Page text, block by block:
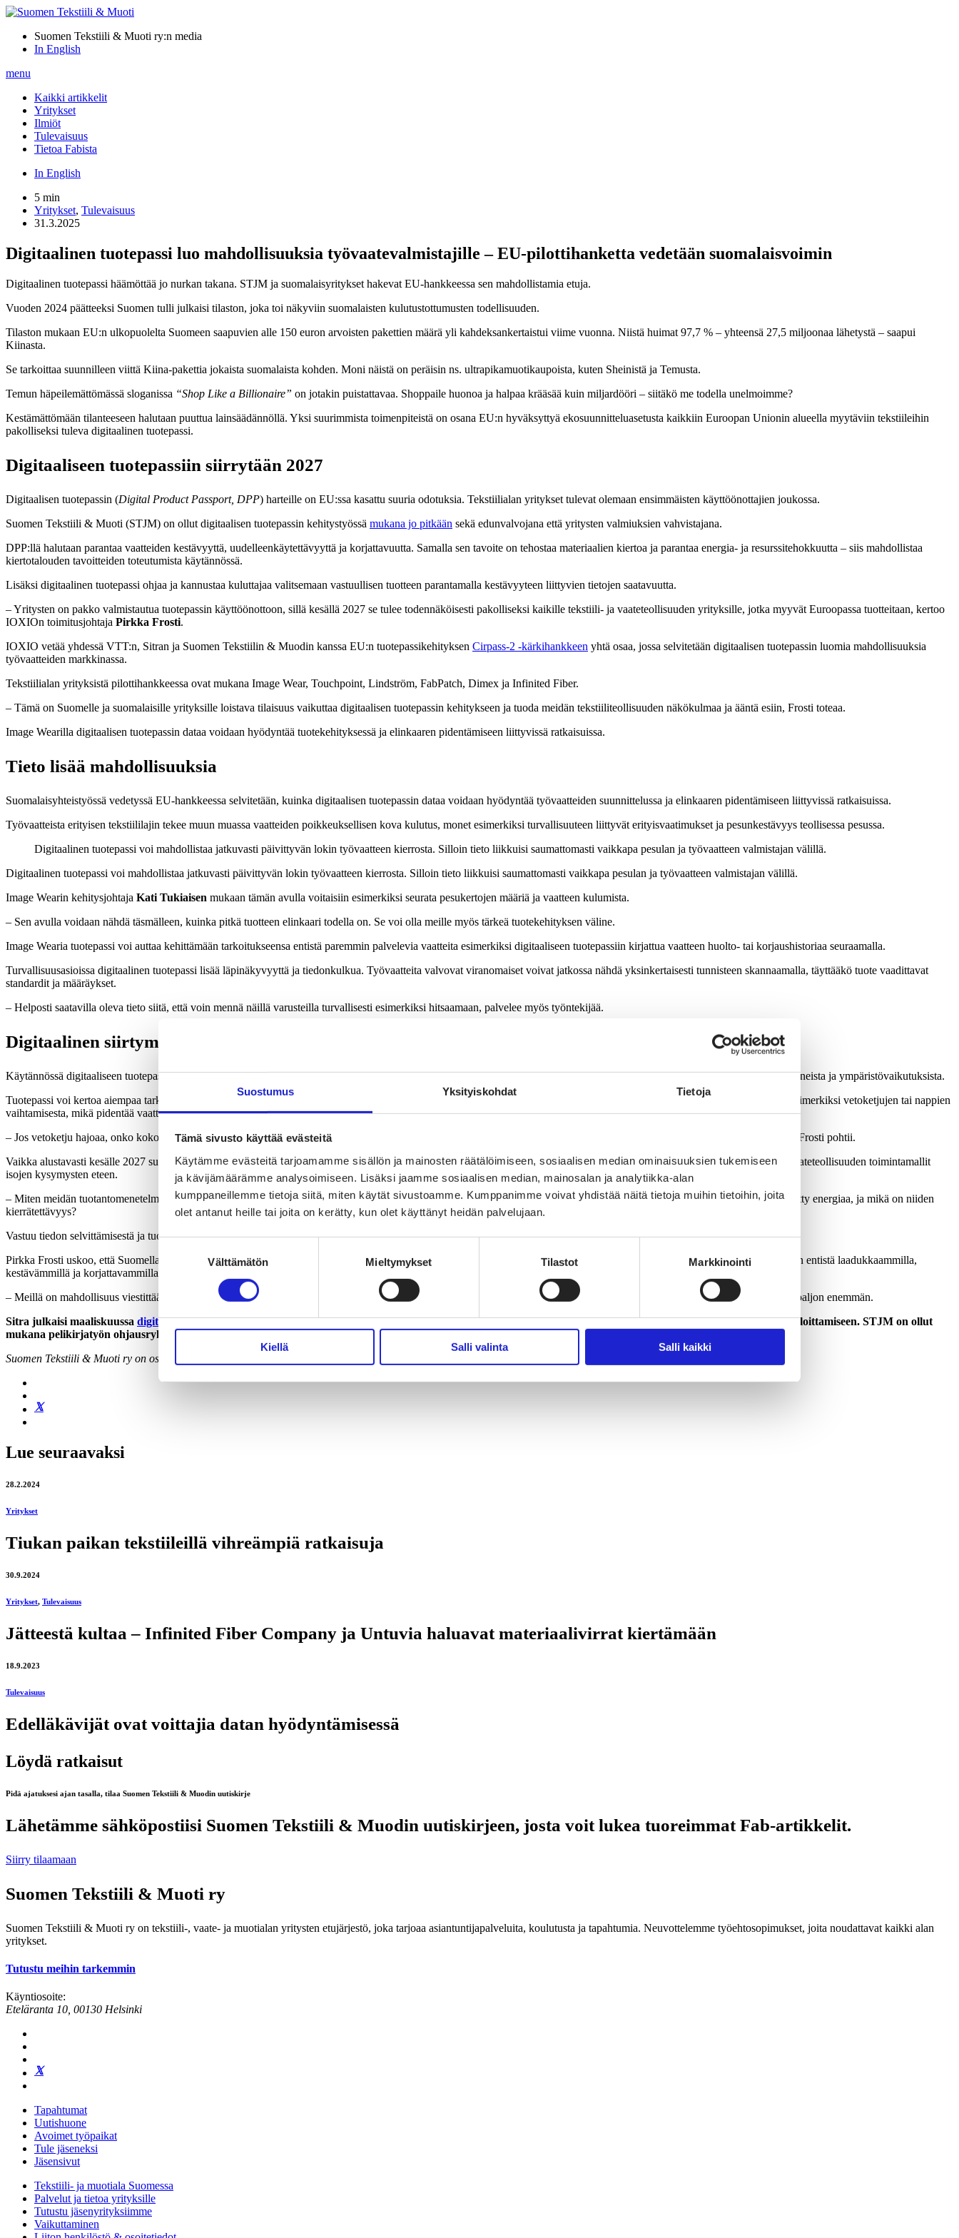
Suostumus Yksityiskohdat Tietoja
Tämä sivusto käyttää evästeitä
Käytämme evästeitä tarjoamamme sisällön ja mainosten räätälöimiseen, sosiaalisen median ominaisuuksien tukemiseen
ja kävijämäärämme analysoimiseen. Lisäksi jaamme sosiaalisen median, mainosalan ja analytiikka-alan
kumppaneillemme tietoja siitä, miten käytät sivustoamme. Kumppanimme voivat yhdistää näitä tietoja muihin tietoihin, joita
olet antanut heille tai joita on kerätty, kun olet käyttänyt heidän palvelujaan.
valinta
Välttämätön Mieltymykset Tilastot Markkinointi
Kiellä Salli valinta Salli kaikki
Suomen Tekstiili & Muoti ry:n media
In English
menu
Kaikki artikkelit
Yritykset
Ilmiöt
Tulevaisuus
Tietoa Fabista
In English
5 min
Yritykset, Tulevaisuus
31.3.2025
Digitaalinen tuotepassi luo mahdollisuuksia työvaatevalmistajille – EU-pilottihanketta vedetään suomalaisvoimin
Digitaalinen tuotepassi häämöttää jo nurkan takana. STJM ja suomalaisyritykset hakevat EU-hankkeessa sen mahdollistamia etuja.
Vuoden 2024 päätteeksi Suomen tulli julkaisi tilaston, joka toi näkyviin suomalaisten kulutustottumusten todellisuuden.
Tilaston mukaan EU:n ulkopuolelta Suomeen saapuvien alle 150 euron arvoisten pakettien määrä yli kahdeksankertaistui viime vuonna. Niistä huimat 97,7 % – yhteensä 27,5 miljoonaa lähetystä – saapui
Kiinasta.
Se tarkoittaa suunnilleen viittä Kiina-pakettia jokaista suomalaista kohden. Moni näistä on peräisin ns. ultrapikamuotikaupoista, kuten Sheinistä ja Temusta.
Temun häpeilemättömässä sloganissa “Shop Like a Billionaire” on jotakin puistattavaa. Shoppaile huonoa ja halpaa krääsää kuin miljardööri – siitäkö me todella unelmoimme?
Kestämättömään tilanteeseen halutaan puuttua lainsäädännöllä. Yksi suurimmista toimenpiteistä on osana EU:n hyväksyttyä ekosuunnitteluasetusta kaikkiin Euroopan Unionin alueella myytäviin tekstiileihin
pakolliseksi tuleva digitaalinen tuotepassi.
Digitaaliseen tuotepassiin siirrytään 2027
Digitaalisen tuotepassin (Digital Product Passport, DPP) harteille on EU:ssa kasattu suuria odotuksia. Tekstiilialan yritykset tulevat olemaan ensimmäisten käyttöönottajien joukossa.
Suomen Tekstiili & Muoti (STJM) on ollut digitaalisen tuotepassin kehitystyössä mukana jo pitkään sekä edunvalvojana että yritysten valmiuksien vahvistajana.
DPP:llä halutaan parantaa vaatteiden kestävyyttä, uudelleenkäytettävyyttä ja korjattavuutta. Samalla sen tavoite on tehostaa materiaalien kiertoa ja parantaa energia- ja resurssitehokkuutta – siis mahdollistaa
kiertotalouden tavoitteiden toteutumista käytännössä.
Lisäksi digitaalinen tuotepassi ohjaa ja kannustaa kuluttajaa valitsemaan vastuullisen tuotteen parantamalla kestävyyteen liittyvien tietojen saatavuutta.
– Yritysten on pakko valmistautua tuotepassin käyttöönottoon, sillä kesällä 2027 se tulee todennäköisesti pakolliseksi kaikille tekstiili- ja vaateteollisuuden yrityksille, jotka myyvät Euroopassa tuotteitaan, kertoo
IOXIOn toimitusjohtaja Pirkka Frosti.
IOXIO vetää yhdessä VTT:n, Sitran ja Suomen Tekstiilin & Muodin kanssa EU:n tuotepassikehityksen Cirpass-2 -kärkihankkeen yhtä osaa, jossa selvitetään digitaalisen tuotepassin luomia mahdollisuuksia
työvaatteiden markkinassa.
Tekstiilialan yrityksistä pilottihankkeessa ovat mukana Image Wear, Touchpoint, Lindström, FabPatch, Dimex ja Infinited Fiber.
– Tämä on Suomelle ja suomalaisille yrityksille loistava tilaisuus vaikuttaa digitaalisen tuotepassin kehitykseen ja tuoda meidän tekstiiliteollisuuden näkökulmaa ja ääntä esiin, Frosti toteaa.
Image Wearilla digitaalisen tuotepassin dataa voidaan hyödyntää tuotekehityksessä ja elinkaaren pidentämiseen liittyvissä ratkaisuissa.
Tieto lisää mahdollisuuksia
Suomalaisyhteistyössä vedetyssä EU-hankkeessa selvitetään, kuinka digitaalisen tuotepassin dataa voidaan hyödyntää työvaatteiden suunnittelussa ja elinkaaren pidentämiseen liittyvissä ratkaisuissa.
Työvaatteista erityisen tekstiililajin tekee muun muassa vaatteiden poikkeuksellisen kova kulutus, monet esimerkiksi turvallisuuteen liittyvät erityisvaatimukset ja pesunkestävyys teollisessa pesussa.
Digitaalinen tuotepassi voi mahdollistaa jatkuvasti päivittyvän lokin työvaatteen kierrosta. Silloin tieto liikkuisi saumattomasti vaikkapa pesulan ja työvaatteen valmistajan välillä.
Digitaalinen tuotepassi voi mahdollistaa jatkuvasti päivittyvän lokin työvaatteen kierrosta. Silloin tieto liikkuisi saumattomasti vaikkapa pesulan ja työvaatteen valmistajan välillä.
Image Wearin kehitysjohtaja Kati Tukiaisen mukaan tämän avulla voitaisiin esimerkiksi seurata pesukertojen määriä ja vaatteen kulumista.
– Sen avulla voidaan nähdä täsmälleen, kuinka pitkä tuotteen elinkaari todella on. Se voi olla meille myös tärkeä tuotekehityksen väline.
Image Wearia tuotepassi voi auttaa kehittämään tarkoitukseensa entistä paremmin palvelevia vaatteita esimerkiksi digitaaliseen tuotepassiin kirjattua vaatteen huolto- tai korjaushistoriaa seuraamalla.
Turvallisuusasioissa digitaalinen tuotepassi lisää läpinäkyvyyttä ja tiedonkulkua. Työvaatteita valvovat viranomaiset voivat jatkossa nähdä yksinkertaisesti tunnisteen skannaamalla, täyttääkö tuote vaadittavat
standardit ja määräykset.
– Helposti saatavilla oleva tieto siitä, että voin mennä näillä varusteilla turvallisesti esimerkiksi hitsaamaan, palvelee myös työntekijää.
Digitaalinen siirtymä koko alalle
Käytännössä digitaaliseen tuotepassiin pääsee käsiksi esimerkiksi tuotteeseen upotetun QR-koodin kautta. Tunnisteen skannaamalla avautuu mm. yksityiskohtaiset tiedot raaka-aineista ja ympäristövaikutuksista.
Tuotepassi voi kertoa aiempaa tarkemmat kierrätysohjeet, miten vaatteen materiaalit kannattaa kierrättää ja mitä sen osia voi hyödyntää uudelleen. Tuotepassi voi sisältää tietoa esimerkiksi vetoketjujen tai nappien
vaihtamisesta, mikä pidentää vaatteen käyttöikää ja voi luoda mahdollisuuksia erilaisille korjauspalveluille.
– Jos vetoketju hajoaa, onko koko vaate pakko hylätä? Vai voitaisiinko löytää ihan uudenlaisia alustatalouden malleja, jossa korjaaminen olisikin helppoa ja kustannustehokasta, Frosti pohtii.
Vaikka alustavasti kesälle 2027 suunniteltu käyttöönotto lähestyy, moni digitaaliseen tuotepassiin liittyvä yksityiskohta on vielä auki. Tämä haastaa nopealla aikataululla koko vaateteollisuuden toimintamallit
isojen kysymysten eteen.
– Miten meidän tuotantomenetelmät ja toimitusketjut saadaan toimimaan niin, että ymmärretään ihan raaka-aineista lähtien, miten tuotteet on valmistettu, paljonko niihin on käytetty energiaa, ja mikä on niiden
kierrätettävyys?
Vastuu tiedon selvittämisestä ja tuottamisesta ei voi olla vain vaatteiden tuottajilla, vaan digitaalinen tuotepassi haastaa koko tuotantoketjun mukaan.
Pirkka Frosti uskoo, että Suomella ja Euroopalla on nyt tilaisuus esittää oma, kestävämpi ja eettisempi vastaus vastuuttomalle halpatuotannolle. Sen kanssa kannattaa kilpailla vain entistä laadukkaammilla,
kestävämmillä ja korjattavammilla tuotteilla.
– Meillä on mahdollisuus viestittää maailmalle, että kun tuotteita valmistetaan kestävällä tavalla ja ne ovat turvallisia sekä korkealaatuisia, myös itse tuotteesta pystyy nauttimaan paljon enemmän.
Sitra julkaisi maaliskuussa digitaalisen tuotepassin pelikirjan, joka kokoaa yhteen kehitystyön oppeja ja tarjoaa käytännönläheisiä ohjeita yrityksille tuotepassityön aloittamiseen. STJM on ollut
mukana pelikirjatyön ohjausryhmässä tuomassa esiin tekstiili- ja muotialan näkökulmia.
Suomen Tekstiili & Muoti ry on osana EU:n tuotepassikehityksen Cirpass-2 -kärkihanketta. Tämä Fab-artikkeli on toteutettu yhteistyössä Cirpass-2 -hankkeen kanssa.
Lue seuraavaksi
28.2.2024
Yritykset
Tiukan paikan tekstiileillä vihreämpiä ratkaisuja
30.9.2024
Yritykset, Tulevaisuus
Jätteestä kultaa – Infinited Fiber Company ja Untuvia haluavat materiaalivirrat kiertämään
18.9.2023
Tulevaisuus
Edelläkävijät ovat voittajia datan hyödyntämisessä
Löydä ratkaisut
Pidä ajatuksesi ajan tasalla, tilaa Suomen Tekstiili & Muodin uutiskirje
Lähetämme sähköpostiisi Suomen Tekstiili & Muodin uutiskirjeen, josta voit lukea tuoreimmat Fab-artikkelit.
Siirry tilaamaan
Suomen Tekstiili & Muoti ry
Suomen Tekstiili & Muoti ry on tekstiili-, vaate- ja muotialan yritysten etujärjestö, joka tarjoaa asiantuntijapalveluita, koulutusta ja tapahtumia. Neuvottelemme työehtosopimukset, joita noudattavat kaikki alan
yritykset.
Tutustu meihin tarkemmin
Käyntiosoite:
Eteläranta 10, 00130 Helsinki
Tapahtumat
Uutishuone
Avoimet työpaikat
Tule jäseneksi
Jäsensivut
Tekstiili- ja muotiala Suomessa
Palvelut ja tietoa yrityksille
Tutustu jäsenyrityksiimme
Vaikuttaminen